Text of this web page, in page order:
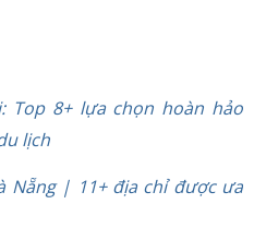
Top 8+ lựa chọn hoàn hảo
lịch
Nẵng | 11+ địa chỉ được ưa